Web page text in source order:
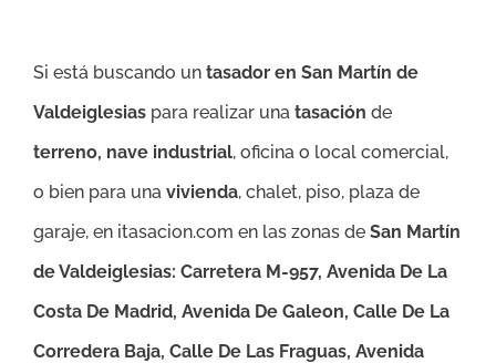
Si está buscando un tasador en San Martín de
Valdeiglesias para realizar una tasación de
terreno, nave industrial, oficina o local comercial,
o bien para una vivienda, chalet, piso, plaza de
garaje, en itasacion.com en las zonas de San Martín
de Valdeiglesias: Carretera M-957, Avenida De La
Costa De Madrid, Avenida De Galeon, Calle De La
Corredera Baja, Calle De Las Fraguas, Avenida